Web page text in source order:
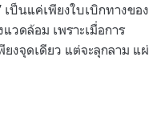
เป็นแค่เพียงใบเบิกทางของ
ดล้อม เพราะเมื่อการ
งจุดเดียว แต่จะลุกลาม แผ่